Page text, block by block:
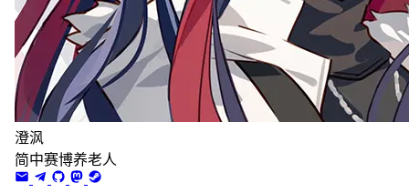
澄沨
简中赛博养老人